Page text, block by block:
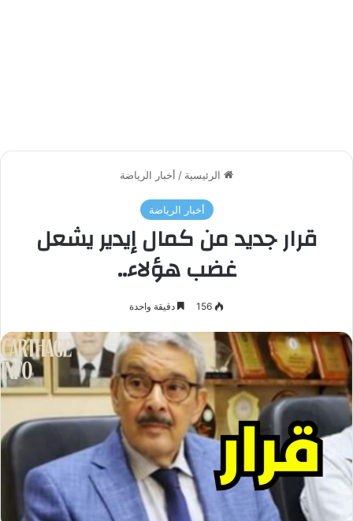
الرئيسية / أخبار الرياضة
أخبار الرياضة
قرار جديد من كمال إيدير يشعل
غضب هؤلاء..
156 دقيقة واحدة